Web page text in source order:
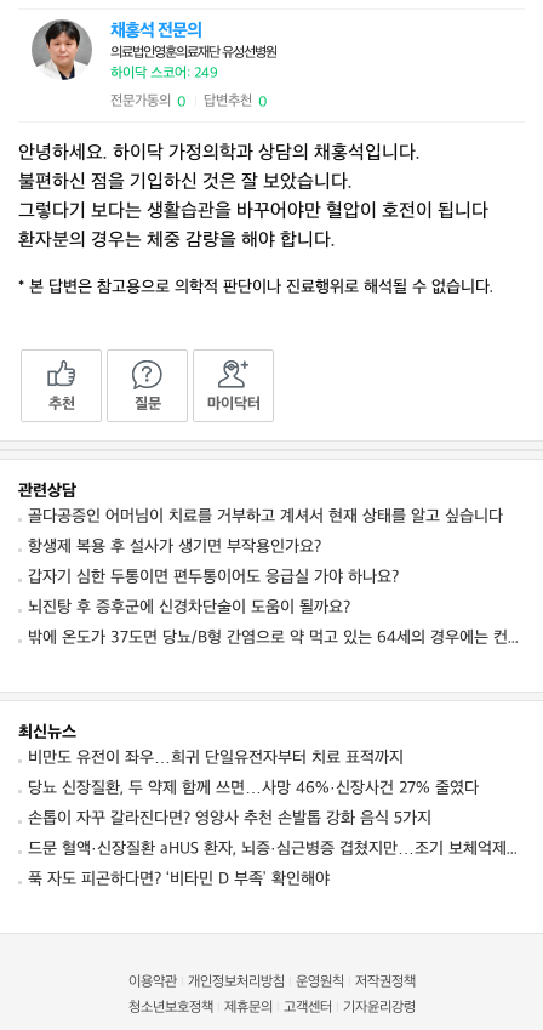
채홍석 전문의
의료법인영훈의료재단 유성선병원
하이닥 스코어: 249
전문가동의 0 답변추천 0
안녕하세요. 하이닥 가정의학과 상담의 채홍석입니다.
불편하신 점을 기입하신 것은 잘 보았습니다.
그렇다기 보다는 생활습관을 바꾸어야만 혈압이 호전이 됩니다
환자분의 경우는 체중 감량을 해야 합니다.
* 본 답변은 참고용으로 의학적 판단이나 진료행위로 해석될 수 없습니다.
추천 질문 마이닥터
관련상담
골다공증인 어머님이 치료를 거부하고 계셔서 현재 상태를 알고 싶습니다
항생제 복용 후 설사가 생기면 부작용인가요?
갑자기 심한 두통이면 편두통이어도 응급실 가야 하나요?
뇌진탕 후 증후군에 신경차단술이 도움이 될까요?
밖에 온도가 37도면 당뇨/B형 간염으로 약 먹고 있는 64세의 경우에는 컨디션 저하를 동
최신뉴스
비만도 유전이 좌우…희귀 단일유전자부터 치료 표적까지
당뇨 신장질환, 두 약제 함께 쓰면…사망 46%·신장사건 27% 줄였다
손톱이 자꾸 갈라진다면? 영양사 추천 손발톱 강화 음식 5가지
드문 혈액·신장질환 aHUS 환자, 뇌증·심근병증 겹쳤지만…조기 보체억제치료로 신경학적 회복 보여
푹 자도 피곤하다면? ‘비타민 D 부족’ 확인해야
이용약관 개인정보처리방침 운영원칙
저작권정책
청소년보호정책
제휴문의 고객센터 기자윤리강령